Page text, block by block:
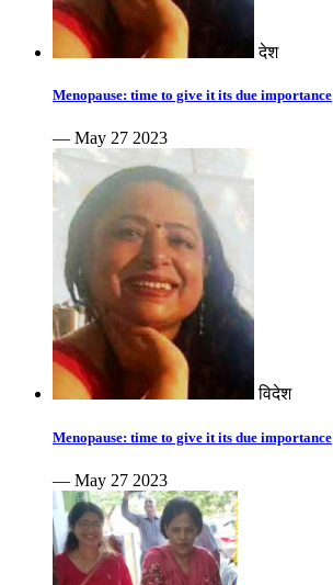
देश
Menopause: time to give it its due importance
— May 27 2023
विदेश
Menopause: time to give it its due importance
— May 27 2023